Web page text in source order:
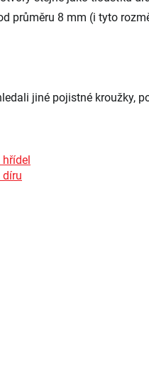
k
s
průměru 8 mm (i tyto
jiné pojistné kroužky,
díru